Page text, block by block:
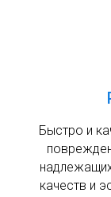
Быстро и
качеств и